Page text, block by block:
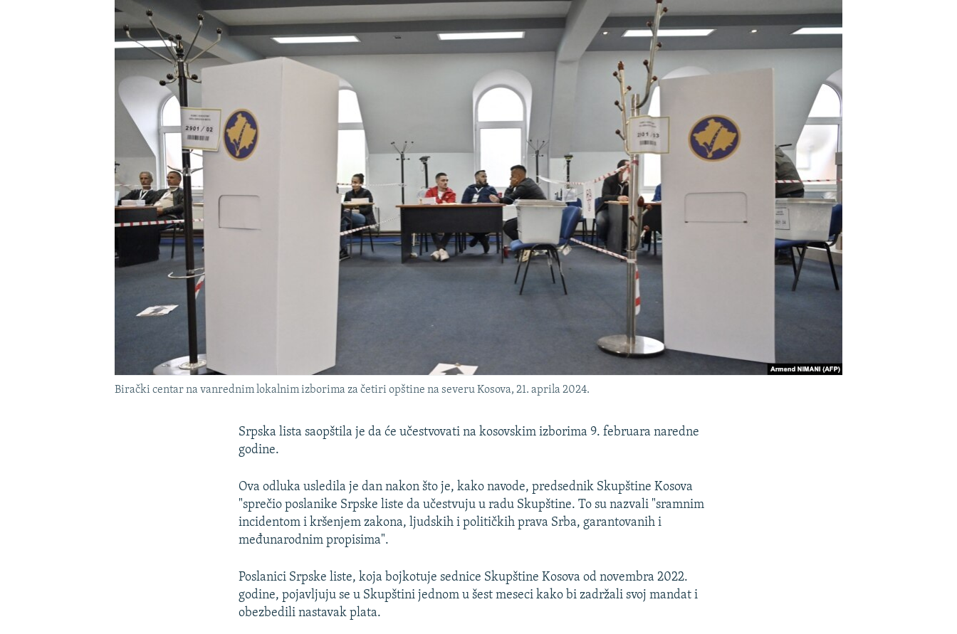
POPLAVE I KLIZIŠTA U BIH 2024.
Birački centar na vanrednim lokalnim izborima za četiri opštine na severu Kosova, 21. aprila 2024.
Srpska lista saopštila je da će učestvovati na kosovskim izborima 9. februara naredne
godine.
Ova odluka usledila je dan nakon što je, kako navode, predsednik Skupštine Kosova
"sprečio poslanike Srpske liste da učestvuju u radu Skupštine. To su nazvali "sramnim
incidentom i kršenjem zakona, ljudskih i političkih prava Srba, garantovanih i
međunarodnim propisima".
Poslanici Srpske liste, koja bojkotuje sednice Skupštine Kosova od novembra 2022.
godine, pojavljuju se u Skupštini jednom u šest meseci kako bi zadržali svoj mandat i
obezbedili nastavak plata.